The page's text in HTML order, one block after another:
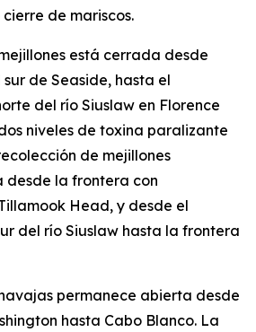
de mariscos.
está cerrada desde
de Seaside, hasta el
del río Siuslaw en Florence
niveles de toxina paralizante
de mejillones
desde la frontera con
Head, y desde el
del río Siuslaw hasta la frontera
permanece abierta desde
hasta Cabo Blanco. La